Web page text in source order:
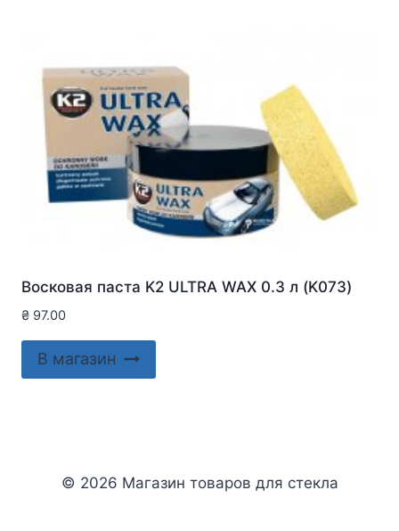
Восковая паста K2 ULTRA WAX 0.3 л (K073)
₴ 97.00
В магазин
© 2026 Магазин товаров для стекла